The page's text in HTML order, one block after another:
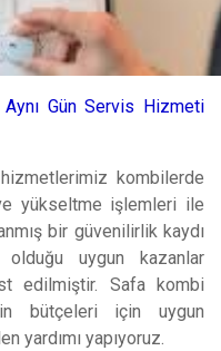
Gün Servis Hizmeti
kombilerde
yükseltme işlemleri ile
bir güvenilirlik kaydı
uygun kazanlar
edilmiştir. Safa kombi
bütçeleri için uygun
yardımı yapıyoruz.